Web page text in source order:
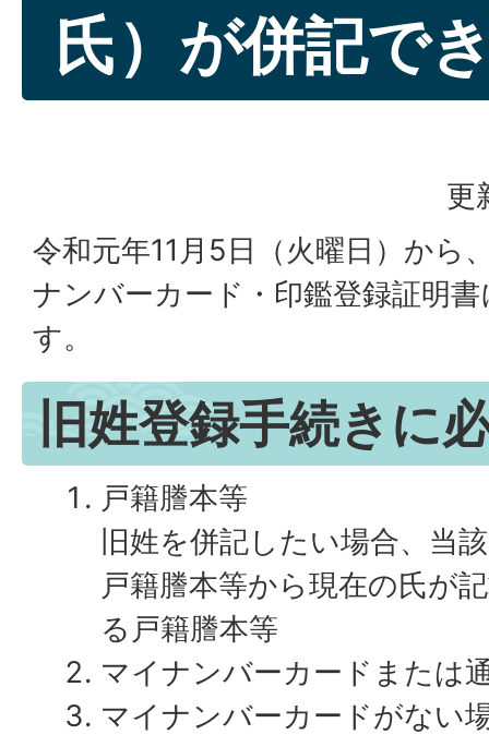
氏）が併記で
更
令和元年11月5日（火曜日）から
ナンバーカード・印鑑登録証明
す。
旧姓登録手続きに
戸籍謄本等
旧姓を併記したい場合、当
戸籍謄本等から現在の氏が
る戸籍謄本等
マイナンバーカードまたは
マイナンバーカードがない